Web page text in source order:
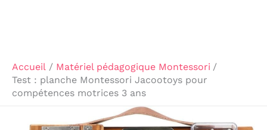
Accueil
Matériel pédagogique Montessori
Test : planche Montessori Jacootoys pour
compétences motrices 3 ans